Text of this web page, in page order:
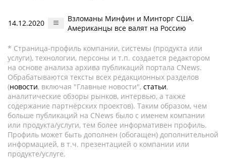
14.12.2020
Взломаны Минфин и Минторг США.
Американцы все валят на Россию
* Страница-профиль компании, системы (продукта или
услуги), технологии, персоны и т.п. создается редактором
на основе анализа архива публикаций портала CNews.
Обрабатываются тексты всех редакционных разделов
(новости, включая "Главные новости", статьи,
аналитические обзоры рынков, интервью, а также
содержание партнёрских проектов). Таким образом, чем
больше публикаций на CNews было с именем компании
или продукта/услуги, тем более информативен профиль.
Профиль может быть дополнен (обогащен) дополнительной
информацией, в т.ч. презентацией о компании или
продукте/услуге.